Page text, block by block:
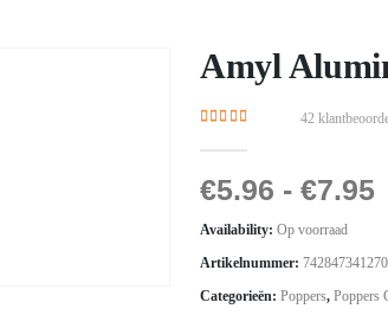
Amyl
42
€5.96 - €7.95
Availability: Op voorraad
Artikelnummer:
Categorieën: Poppers, Poppers